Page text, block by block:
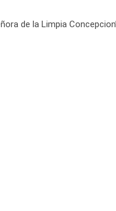
de la Limpia